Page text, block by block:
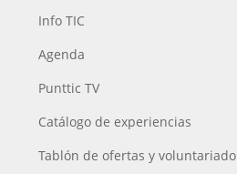
Info TIC
Agenda
Punttic TV
Catálogo de experiencias
Tablón de ofertas y voluntariado